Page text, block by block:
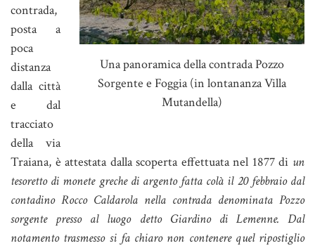
Una panoramica della contrada Pozzo
Sorgente e Foggia (in lontananza Villa
Mutandella)
contrada,
posta a
poca
distanza
dalla città
e dal
tracciato
della via
Traiana, è attestata dalla scoperta effettuata nel 1877 di un
tesoretto di monete greche di argento fatta colà il 20 febbraio dal
contadino Rocco Caldarola nella contrada denominata Pozzo
sorgente presso al luogo detto Giardino di Lemenne. Dal
notamento trasmesso si fa chiaro non contenere quel ripostiglio